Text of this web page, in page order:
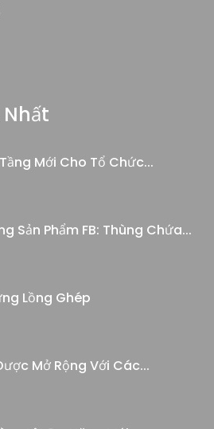
Nhất
Mới Cho Tổ Chức...
Sản Phẩm FB: Thùng Chứa...
Lồng Ghép
Mở Rộng Với Các...